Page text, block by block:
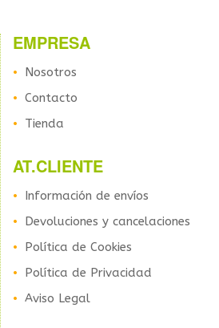
EMPRESA
Nosotros
Contacto
Tienda
AT.CLIENTE
Información de envíos
Devoluciones y cancelaciones
Política de Cookies
Política de Privacidad
Aviso Legal